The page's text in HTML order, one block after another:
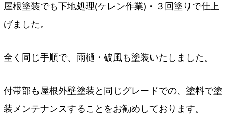
屋根塗装でも下地処理(ケレン作業)・３回塗りで仕上
げました。
全く同じ手順で、雨樋・破風も塗装いたしました。
付帯部も屋根外壁塗装と同じグレードでの、塗料で塗
装メンテナンスすることをお勧めしております。